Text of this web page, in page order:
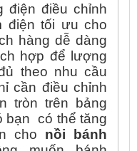
điện điều chỉnh
điện tối ưu cho
hàng dễ dàng
hợp để lượng
theo nhu cầu
cần điều chỉnh
tròn trên bảng
bạn có thể tăng
cho nồi bánh